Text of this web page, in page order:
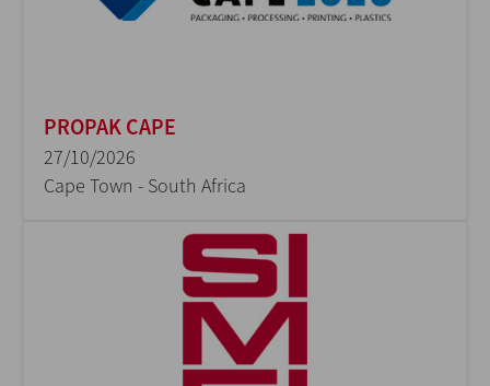
PROPAK CAPE
27/10/2026
Cape Town - South Africa